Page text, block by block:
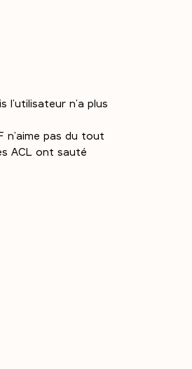
l’utilisateur n’a plus
n’aime pas du tout
ACL ont sauté